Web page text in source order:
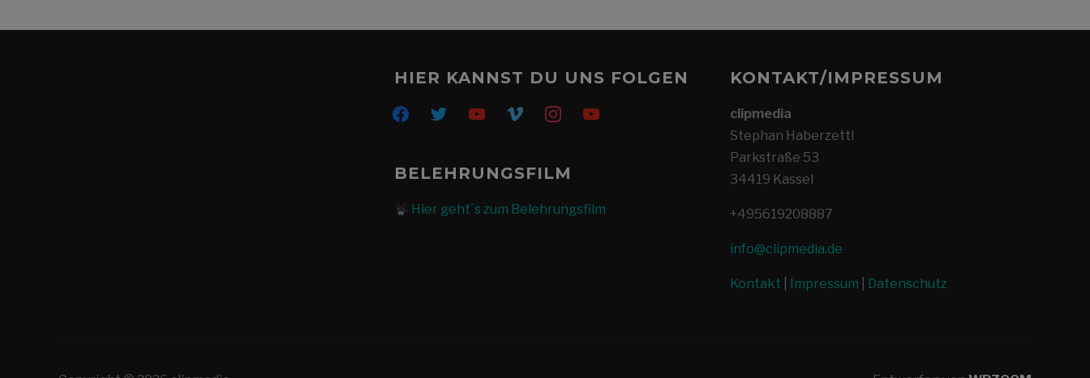
HIER KANNST DU UNS FOLGEN
BELEHRUNGSFILM
Hier geht´s zum Belehrungsfilm
KONTAKT/IMPRESSUM
clipmedia
Stephan Haberzettl
Parkstraße 53
34419 Kassel
+495619208887
info@clipmedia.de
Kontakt Impressum Datenschutz